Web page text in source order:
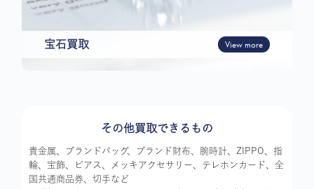
宝石買取 View more
その他買取できるもの
貴金属、ブランドバッグ、ブランド財布、腕時計、ZIPPO、指
輪、宝飾、ピアス、メッキアクセサリー、テレホンカード、全
国共通商品券、切手など